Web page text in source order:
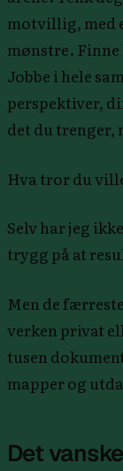
motvillig, med
mønstre.
Jobbe i hele
perspektiver,
det du trenger,
Hva tror du
Selv har jeg
trygg på at
Men de
verken privat
tusen
mapper og
Det